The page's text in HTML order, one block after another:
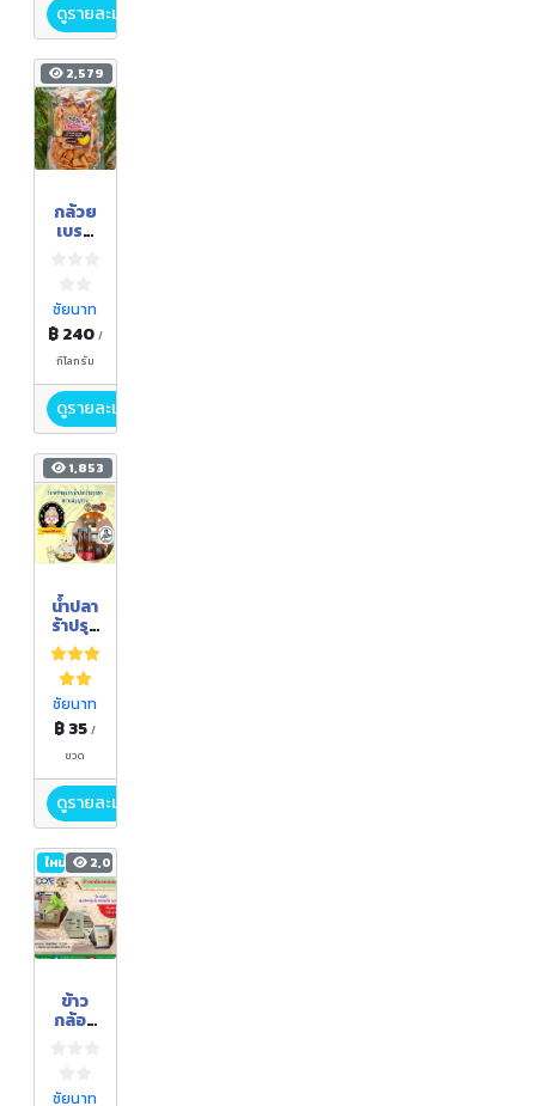
ดูรายละเอียด
2,579
กล้วย
เบรก
ชัยนาท
฿ 240 /
กิโลกรัม
ดูรายละเอียด
1,853
น้ำปลา
ร้าปรุง
รส
ชัยนาท
฿ 35/
ขวด
ดูรายละเอียด
ใหม่ 2,069
ข้าว
กล้อง
ชัยนาท